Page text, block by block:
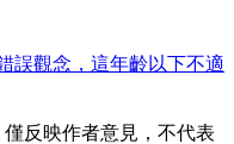
誤觀念，這年齡以下不適
反映作者意見，不代表